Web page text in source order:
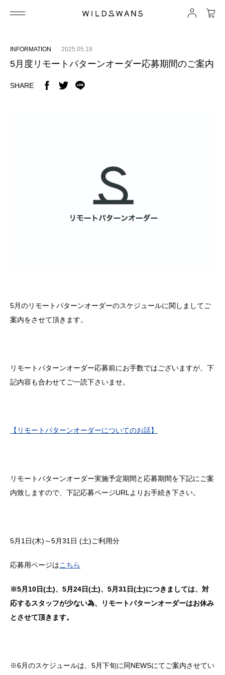
INFORMATION 2025.05.18
5月度リモートパターンオーダー応募期間のご案内
SHARE
5月のリモートパターンオーダーのスケジュールに関しましてご
案内をさせて頂きます。
リモートパターンオーダー応募前にお手数ではございますが、下
記内容も合わせてご一読下さいませ。
【リモートパターンオーダーについてのお話】
リモートパターンオーダー実施予定期間と応募期間を下記にご案
内致しますので、下記応募ページURL よりお手続き下さい。
5月1日(木) ～5月31日 (土)ご利用分
応募用ページはこちら
※5月10日(土)、5月24日(土)、5月31日(土)につきましては、対
応するスタッフが少ない為、リモートパターンオーダーはお休み
とさせて頂きます。
※6月のスケジュールは、5月下旬に同NEWSにてご案内させてい